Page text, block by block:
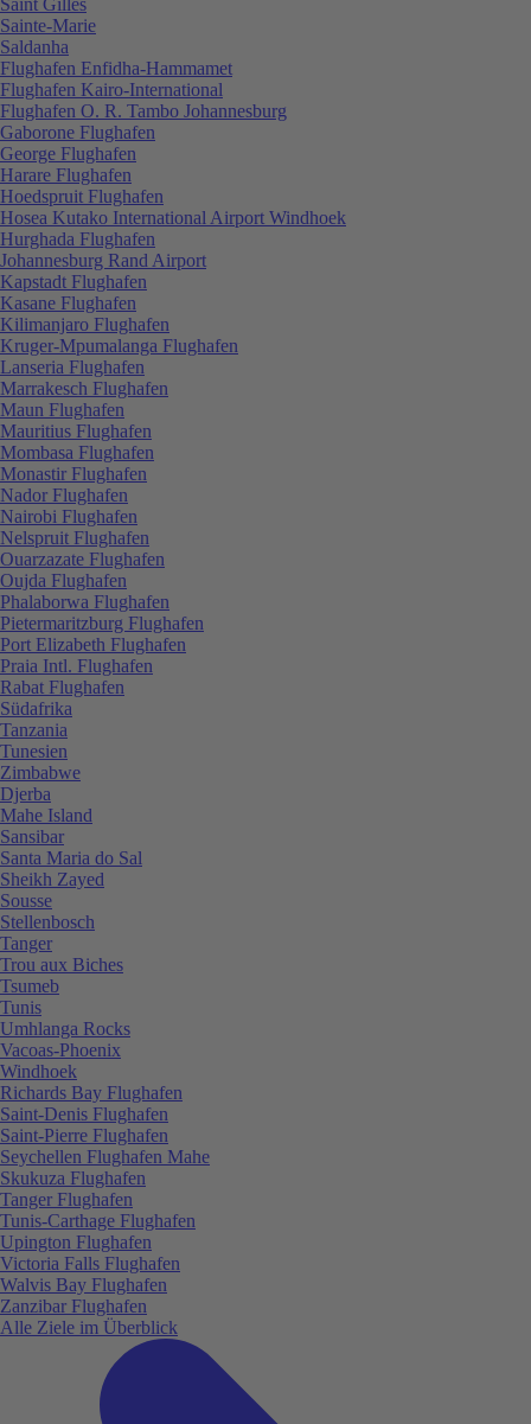
Sainte-Marie
Saldanha
Flughafen Enfidha-Hammamet
Flughafen Kairo-International
Flughafen O. R. Tambo Johannesburg
Gaborone Flughafen
George Flughafen
Harare Flughafen
Hoedspruit Flughafen
Hosea Kutako International Airport Windhoek
Hurghada Flughafen
Johannesburg Rand Airport
Kapstadt Flughafen
Kasane Flughafen
Kilimanjaro Flughafen
Kruger-Mpumalanga Flughafen
Lanseria Flughafen
Marrakesch Flughafen
Maun Flughafen
Mauritius Flughafen
Mombasa Flughafen
Monastir Flughafen
Nador Flughafen
Nairobi Flughafen
Nelspruit Flughafen
Ouarzazate Flughafen
Oujda Flughafen
Phalaborwa Flughafen
Pietermaritzburg Flughafen
Port Elizabeth Flughafen
Praia Intl. Flughafen
Rabat Flughafen
Südafrika
Tanzania
Tunesien
Zimbabwe
Djerba
Mahe Island
Sansibar
Santa Maria do Sal
Sheikh Zayed
Sousse
Stellenbosch
Tanger
Trou aux Biches
Tsumeb
Tunis
Umhlanga Rocks
Vacoas-Phoenix
Windhoek
Richards Bay Flughafen
Saint-Denis Flughafen
Saint-Pierre Flughafen
Seychellen Flughafen Mahe
Skukuza Flughafen
Tanger Flughafen
Tunis-Carthage Flughafen
Upington Flughafen
Victoria Falls Flughafen
Walvis Bay Flughafen
Zanzibar Flughafen
Alle Ziele im Überblick